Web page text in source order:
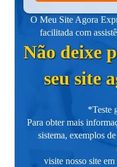
O Meu Site Agora
facilitada com
Não deixe
seu site
*Teste
Para obter mais
sistema, exemplos
visite nosso site em